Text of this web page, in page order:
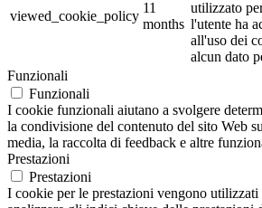
viewed_cookie_policy
11
months
utilizzato
l'utente ha
all'uso dei
alcun dato
Funzionali
Funzionali
I cookie funzionali aiutano a svolgere
la condivisione del contenuto del sito Web
media, la raccolta di feedback e altre
Prestazioni
Prestazioni
I cookie per le prestazioni vengono utilizzati